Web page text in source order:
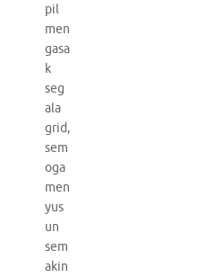
pil
men
gasa
k
seg
ala
grid,
sem
oga
men
yus
un
sem
akin